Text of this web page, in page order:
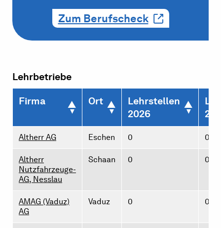
Zum Berufscheck
Lehrbetriebe
Firma Ort
Lehrstellen
2026
Altherr AG Eschen 0 0
Altherr
Nutzfahrzeuge-
AG, Nesslau
Schaan 0 0
AMAG (Vaduz)
AG
Vaduz 0 0